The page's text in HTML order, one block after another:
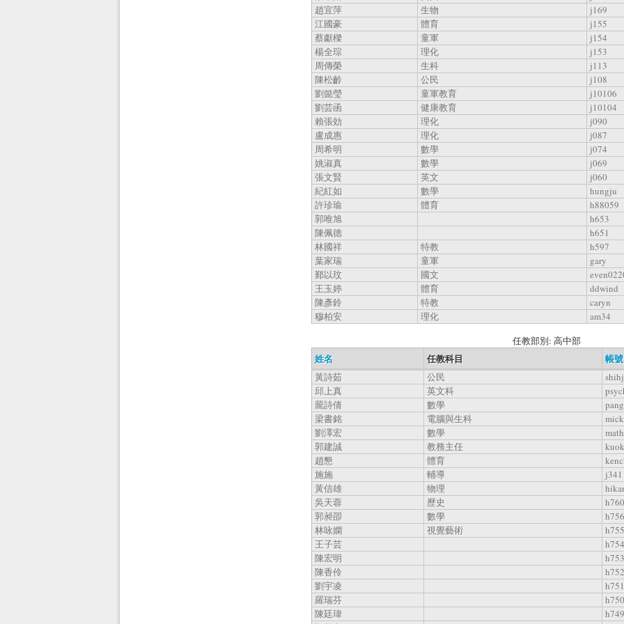
趙宜萍
生物
j169
江國豪
體育
j155
蔡獻樑
童軍
j154
楊全琮
理化
j153
周傳榮
生科
j113
陳松齡
公民
j108
劉懿瑩
童軍教育
j10106
劉芸函
健康教育
j10104
賴張効
理化
j090
盧成惠
理化
j087
周希明
數學
j074
姚淑真
數學
j069
張文賢
英文
j060
紀紅如
數學
hungju
許珍瑜
體育
h88059
郭唯旭
h653
陳佩德
h651
林國祥
特教
h597
葉家瑞
童軍
gary
鄞以玟
國文
王玉婷
體育
ddwind
陳彥鈴
特教
caryn
穆柏安
理化
am34
任教部別: 高中部
姓名 任教科目 帳號
黃詩茹 公民
邱上真
英文科
龎詩倩
數學
pang
梁書銘
電腦與生科
劉澤宏
數學
郭建誠
教務主任
趙懇
體育
施施
輔導
j341
黃信雄
物理
吳天蓉
歷史
h760
郭昶卲
數學
h756
林咏嫻
視覺藝術
h755
王子芸
h754
陳宏明
h753
陳香伶
h752
劉宇凌
h751
羅瑞芬
h750
陳廷瑋
h749